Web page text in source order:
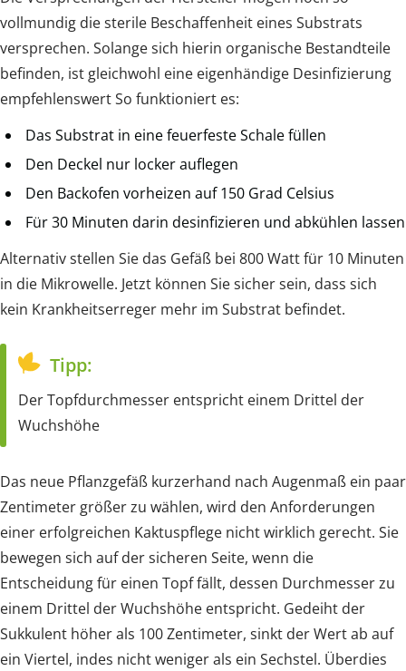
vollmundig die sterile Beschaffenheit eines Substrats
versprechen. Solange sich hierin organische Bestandteile
befinden, ist gleichwohl eine eigenhändige Desinfizierung
empfehlenswert So funktioniert es:
Das Substrat in eine feuerfeste Schale füllen
Den Deckel nur locker auflegen
Den Backofen vorheizen auf 150 Grad Celsius
Für 30 Minuten darin desinfizieren und abkühlen lassen
Alternativ stellen Sie das Gefäß bei 800 Watt für 10 Minuten
in die Mikrowelle. Jetzt können Sie sicher sein, dass sich
kein Krankheitserreger mehr im Substrat befindet.
Tipp:
Der Topfdurchmesser entspricht einem Drittel der
Wuchshöhe
Das neue Pflanzgefäß kurzerhand nach Augenmaß ein paar
Zentimeter größer zu wählen, wird den Anforderungen
einer erfolgreichen Kaktuspflege nicht wirklich gerecht. Sie
bewegen sich auf der sicheren Seite, wenn die
Entscheidung für einen Topf fällt, dessen Durchmesser zu
einem Drittel der Wuchshöhe entspricht. Gedeiht der
Sukkulent höher als 100 Zentimeter, sinkt der Wert ab auf
ein Viertel, indes nicht weniger als ein Sechstel. Überdies